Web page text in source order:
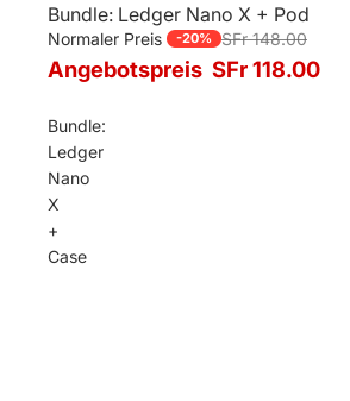
SALE
Bundle: Ledger Nano X + Pod
Normaler Preis -20% SFr 148.00
Angebotspreis SFr 118.00
Bundle:
Ledger
Nano
X
+
Case